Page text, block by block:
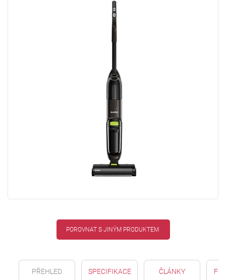
POROVNAT S JINÝM PRODUKTEM
PŘEHLED SPECIFIKACE ČLÁNKY